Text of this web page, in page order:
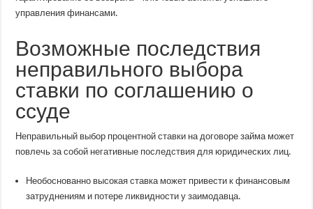
управления финансами.
Возможные последствия
неправильного выбора
ставки по соглашению о
ссуде
Неправильный выбор процентной ставки на договоре займа может
повлечь за собой негативные последствия для юридических лиц.
Необоснованно высокая ставка может привести к финансовым
затруднениям и потере ликвидности у заимодавца.